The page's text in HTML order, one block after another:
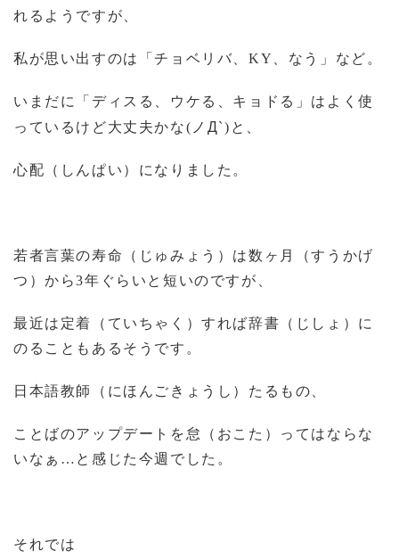
れるようですが、
私が思い出すのは「チョベリバ、 KY 、なう」など。
いまだに「ディスる、ウケる、キョドる」はよく使
っているけど大丈夫かな( ノ Д`) と、
心配（しんぱい）になりました。
若者言葉の寿命（じゅみょう）は数ヶ月（すうかげ
つ）から3年ぐらいと短いのですが、
最近は定着（ていちゃく）すれば辞書（じしょ）に
のることもあるそうです。
日本語教師（にほんごきょうし）たるもの、
ことばのアップデートを怠（おこた）ってはならな
いなぁ…と感じた今週でした。
それでは